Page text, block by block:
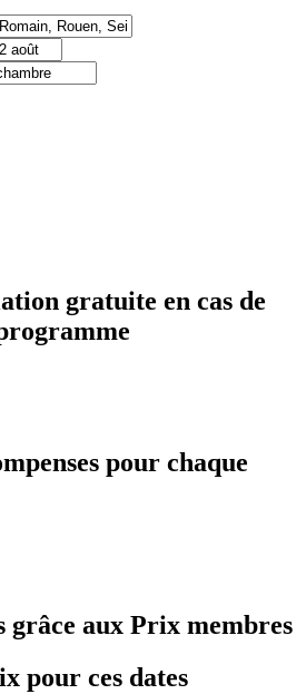
gratuite en cas de
pour chaque
grâce aux Prix membres
pour ces dates